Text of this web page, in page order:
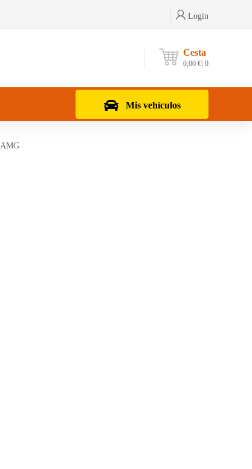
Login
Cesta
0,00 € 0
Mis vehículos